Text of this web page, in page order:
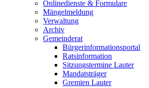
Onlinedienste & Formulare
Mängelmeldung
Verwaltung
Archiv
Gemeinderat
Bürgerinformationsportal
Ratsinformation
Sitzungstermine Lauter
Mandatsträger
Gremien Lauter